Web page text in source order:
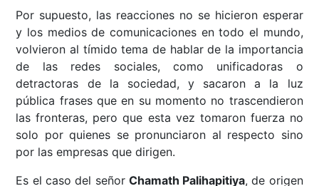
Por supuesto, las reacciones no se hicieron esperar
y los medios de comunicaciones en todo el mundo,
volvieron al tímido tema de hablar de la importancia
de las redes sociales, como unificadoras o
detractoras de la sociedad, y sacaron a la luz
pública frases que en su momento no trascendieron
las fronteras, pero que esta vez tomaron fuerza no
solo por quienes se pronunciaron al respecto sino
por las empresas que dirigen.
Es el caso del señor Chamath Palihapitiya, de origen